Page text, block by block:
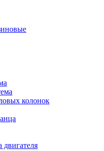
колонок
двигателя